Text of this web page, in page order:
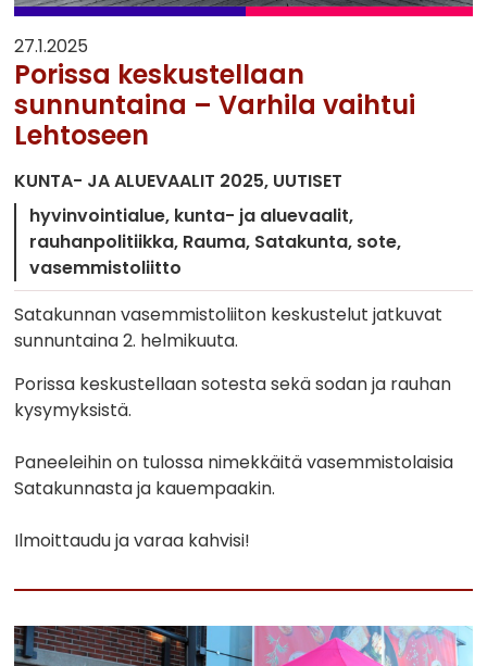
27.1.2025
Porissa keskustellaan
sunnuntaina – Varhila vaihtui
Lehtoseen
KUNTA- JA ALUEVAALIT 2025 UUTISET
hyvinvointialue kunta- ja aluevaalit
rauhanpolitiikka Rauma Satakunta sote
vasemmistoliitto
Satakunnan vasemmistoliiton keskustelut jatkuvat
sunnuntaina 2. helmikuuta.
Porissa keskustellaan sotesta sekä sodan ja rauhan
kysymyksistä.
Paneeleihin on tulossa nimekkäitä vasemmistolaisia
Satakunnasta ja kauempaakin.
Ilmoittaudu ja varaa kahvisi!